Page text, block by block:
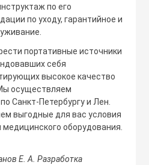
по его
по уходу, гарантийное и
портативные источники
себя
высокое качество
осуществляем
Санкт-Петербургу и Лен.
выгодные для вас условия
оборудования.
Е. А. Разработка